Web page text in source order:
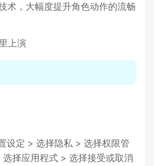
术，大幅度提升角色动作的流畅
上演
设定 > 选择隐私 > 选择权限管
择应用程式 > 选择接受或取消